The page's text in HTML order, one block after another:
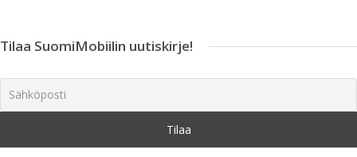
Tilaa SuomiMobiilin uutiskirje!